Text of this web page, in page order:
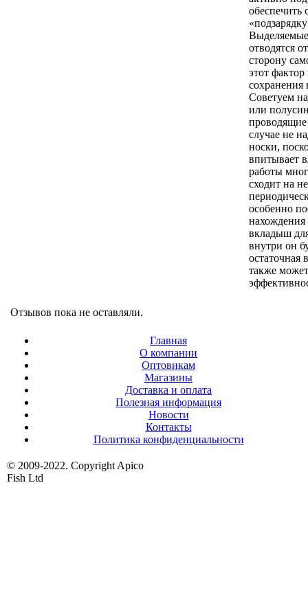
обеспечить
отводятся
сторону
этот
сохранения
Советуем
или
проводящие
случае не
носки,
впитывает
работы
сходит на
особенно
вкладыш
внутри он
остаточная
также
Отзывов пока не оставляли.
Главная
О компании
Оптовикам
Магазины
Доставка и оплата
Полезная информация
Новости
Контакты
Политика конфиденциальности
© 2009-2022. Copyright Apico
Fish Ltd